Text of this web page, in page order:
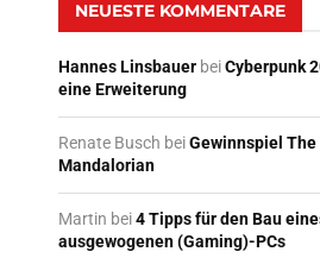
NEUESTE KOMMENTARE
Hannes Linsbauer beiCyberpunk
eine Erweiterung
Renate Busch beiGewinnspiel The
Mandalorian
Martin bei4 Tipps für den Bau
ausgewogenen (Gaming)-PCs